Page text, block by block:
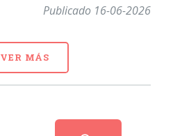
Publicado 16-06-2026
VER MÁS